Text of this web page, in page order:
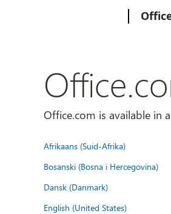
Office.com is available in
Afrikaans (Suid-Afrika)
Bosanski (Bosna i Hercegovina)
Dansk (Danmark)
English (United States)